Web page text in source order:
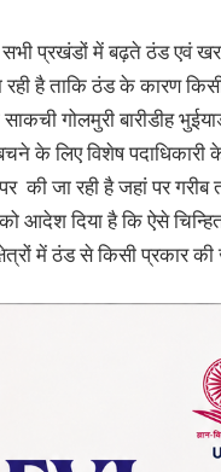
प्रखंडों में बढ़ते ठंड एवं
है ताकि ठंड के कारण
गोलमुरी बारीडीह
के लिए विशेष पदाधिकारी
की जा रही है जहां पर
आदेश दिया है कि ऐसे
में ठंड से किसी प्रकार